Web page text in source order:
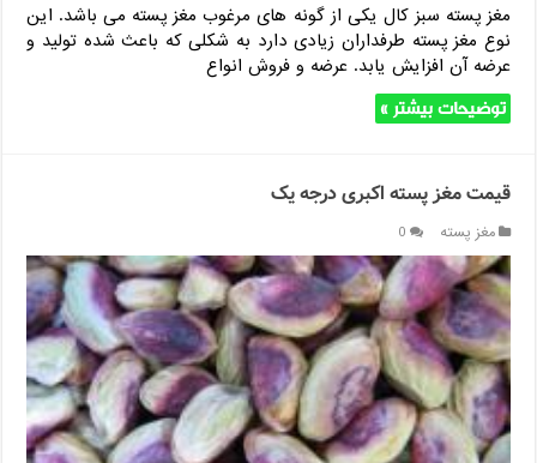
مغز پسته سبز کال یکی از گونه های مرغوب مغز پسته می باشد. این
نوع مغز پسته طرفداران زیادی دارد به شکلی که باعث شده تولید و
عرضه آن افزایش یابد. عرضه و فروش انواع
توضیحات بیشتر »
قیمت مغز پسته اکبری درجه یک
مغز پسته 0